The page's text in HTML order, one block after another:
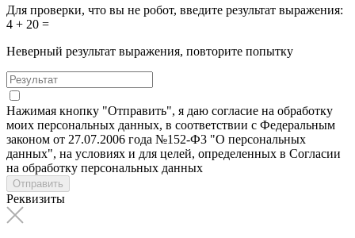
Для проверки, что вы не робот, введите результат выражения:
4 + 20 =
Неверный результат выражения, повторите попытку
Нажимая кнопку "Отправить", я даю согласие на обработку
моих персональных данных, в соответствии с Федеральным
законом от 27.07.2006 года №152-Ф3 "О персональных
данных", на условиях и для целей, определенных в Согласии
на обработку персональных данных
Отправить
Реквизиты